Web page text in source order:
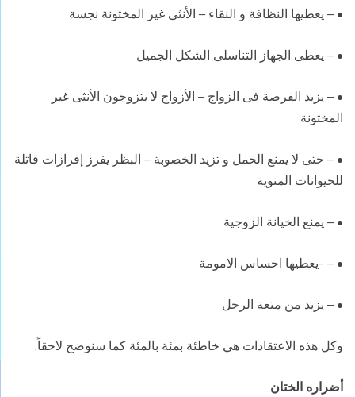
• – يعطيها النظافة و النقاء – الأنثى غير المختونة نجسة
• – يعطى الجهاز التناسلى الشكل الجميل
• – يزيد الفرصة فى الزواج – الأزواج لا يتزوجون الأنثى غير
المختونة
• – حتى لا يمنع الحمل و تزيد الخصوبة – البظر يفرز إفرازات قاتلة
للحيوانات المنوية
• – يمنع الخيانة الزوجية
• – -يعطيها احساس الامومة
• – يزيد من متعة الرجل
وكل هذه الاعتقادات هي خاطئة بمئة بالمئة كما سنوضح لاحقاً.
أضراره الختان